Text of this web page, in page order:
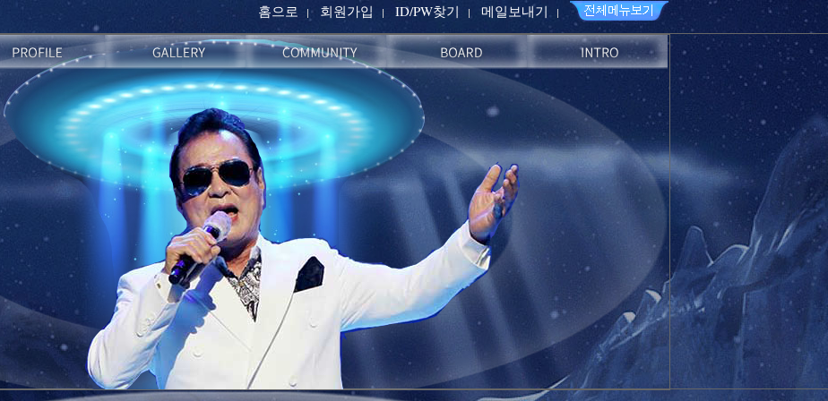
홈으로 회원가입 ID/PW찾기 메일보내기